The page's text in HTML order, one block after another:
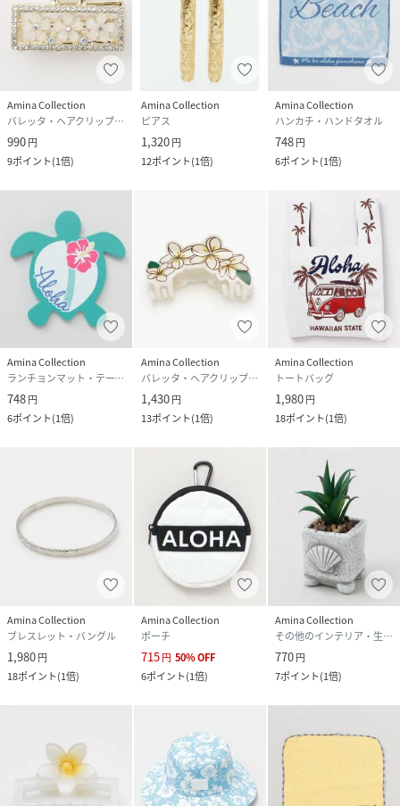
Amina Collection
バレッタ・ヘアクリップ・ヘアピン
990円
9ポイント(1倍)
Amina Collection
ピアス
1,320円
12ポイント(1倍)
Amina Collection
ハンカチ・ハンドタオル
748円
6ポイント(1倍)
Amina Collection
ランチョンマット・テーブルクロス
748円
6ポイント(1倍)
Amina Collection
バレッタ・ヘアクリップ・ヘアピン
1,430円
13ポイント(1倍)
Amina Collection
トートバッグ
1,980円
18ポイント(1倍)
Amina Collection
ブレスレット・バングル
1,980円
18ポイント(1倍)
Amina Collection
ポーチ
715円 50%OFF
6ポイント(1倍)
Amina Collection
その他のインテリア・生活雑貨
770円
7ポイント(1倍)